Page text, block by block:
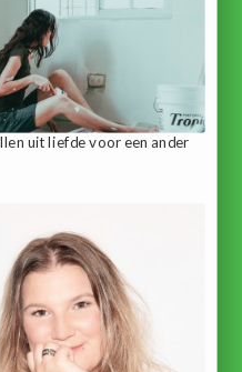
uit liefde voor een ander